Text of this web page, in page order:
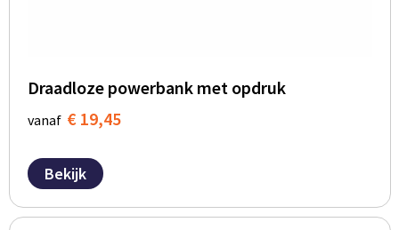
Draadloze powerbank met opdruk
vanaf € 19,45
Bekijk